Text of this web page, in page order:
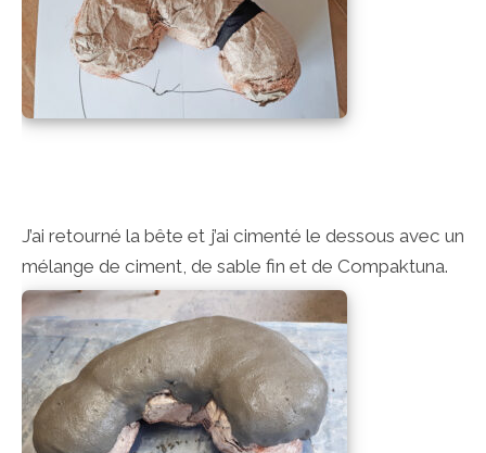
J’ai retourné la bête et j’ai cimenté le dessous avec un
mélange de ciment, de sable fin et de Compaktuna.